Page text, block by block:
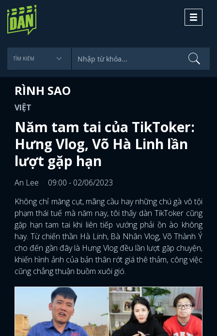
Toggle
RÌNH SAO
VIỆT
Năm tam tai của TikToker:
Hưng Vlog, Võ Hà Linh lần
lượt gặp hạn
An Lee
09:00 - 02/06/2023
Không chỉ măng cụt, mãng cầu hay những chú gà vô tội
phạm thái tuế mà năm nay, tôi thấy dàn TikToker cũng
gặp hạn tam tai khi liên tiếp vướng phải ồn ào không
hay. Từ chiến thần Hà Linh, Bà Nhân Vlog, Võ Thành Ý
cho đến gần đây là Hưng Vlog đều lần lượt gặp chuyện,
khiến hình ảnh của bản thân rớt giá thê thảm, công việc
cũng chẳng thuận buồm xuôi gió.